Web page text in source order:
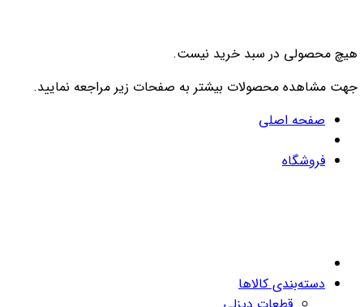
هیچ محصولی در سبد خرید نیست.
جهت مشاهده محصولات بیشتر به صفحات زیر مراجعه نمایید.
صفحه اصلی
فروشگاه
دسته‌بندی کالاها